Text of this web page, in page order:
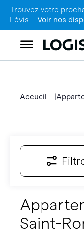
Trouvez votre
Lévis – Voir nos
Accueil
Saint-